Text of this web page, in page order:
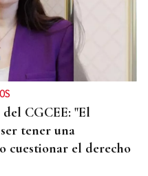
CGCEE: "El
tener una
cuestionar el derecho